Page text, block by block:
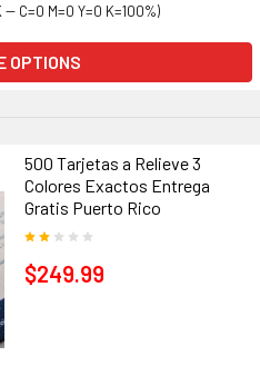
C=0 M=0 Y=0 K=100%)
OPTIONS
500 Tarjetas a Relieve 3
Colores Exactos Entrega
Gratis Puerto Rico
$249.99